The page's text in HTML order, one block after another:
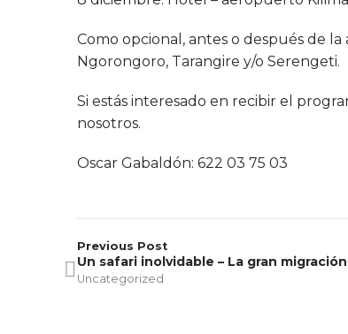
Como opcional, antes o después de
Ngorongoro, Tarangire y/o Serengeti.
Si estás interesado en recibir el
nosotros.
Oscar Gabaldón: 622 03 75 03
Previous Post
Un safari inolvidable – La gran migración
Uncategorized